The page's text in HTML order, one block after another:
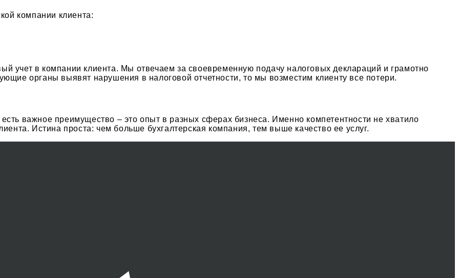
компании клиента:
учет в компании клиента. Мы отвечаем за своевременную подачу налоговых деклараций и грамотно
органы выявят нарушения в налоговой отчетности, то мы возместим клиенту все потери.
важное преимущество – это опыт в разных сферах бизнеса. Именно компетентности не хватило
Истина проста: чем больше бухгалтерская компания, тем выше качество ее услуг.